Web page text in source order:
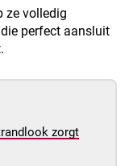
ze volledig
perfect aansluit
zorgt